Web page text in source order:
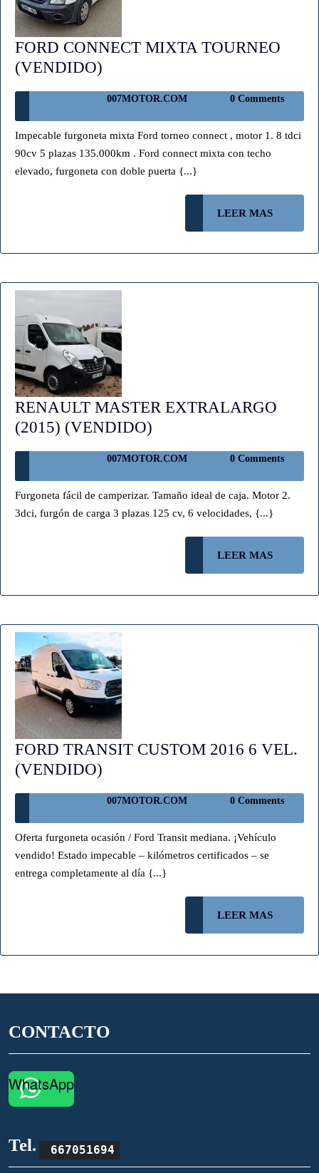
FORD CONNECT MIXTA TOURNEO
(VENDIDO)
MIXTA
TOURNEO
(VENDIDO)
007MOTOR.COM 007MOTOR.COM
0 Comments
Impecable furgoneta mixta Ford torneo connect , motor 1. 8 tdci
90cv 5 plazas 135.000km . Ford connect mixta con techo
elevado, furgoneta con doble puerta {...}
LEER MAS
MAS
RENAULT MASTER EXTRALARGO
(2015) (VENDIDO)
EXTRALARGO
(2015)
(VENDIDO)
007MOTOR.COM 007MOTOR.COM
0 Comments
Furgoneta fácil de camperizar. Tamaño ideal de caja. Motor 2.
3dci, furgón de carga 3 plazas 125 cv, 6 velocidades, {...}
LEER MAS
MAS
FORD TRANSIT CUSTOM 2016 6 VEL.
(VENDIDO)
CUSTOM
2016
VEL.
007MOTOR.COM 007MOTOR.COM
0 Comments
Oferta furgoneta ocasión / Ford Transit mediana. ¡Vehículo
vendido! Estado impecable – kilómetros certificados – se
entrega completamente al día {...}
LEER MAS
MAS
CONTACTO
WhatsApp
Tel. 667051694